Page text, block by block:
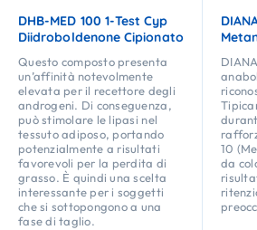
DHB-MED 100 1-Test Cyp
Diidroboldenone Cipionato
Questo composto presenta
un’affinità notevolmente
elevata per il recettore degli
androgeni. Di conseguenza,
può stimolare le lipasi nel
tessuto adiposo, portando
potenzialmente a risultati
favorevoli per la perdita di
grasso. È quindi una scelta
interessante per i soggetti
che si sottopongono a una
fase di taglio.
10
da